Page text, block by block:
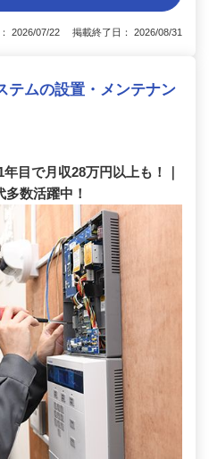
2026/07/22 掲載終了日： 2026/08/31
テムの設置・メンテナン
目で月収28万円以上も！｜
数活躍中！